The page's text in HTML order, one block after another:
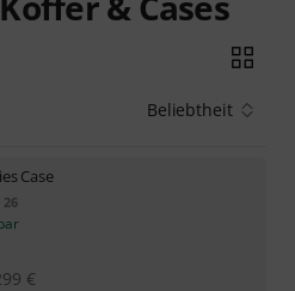
Beliebtheit
Case
26
€